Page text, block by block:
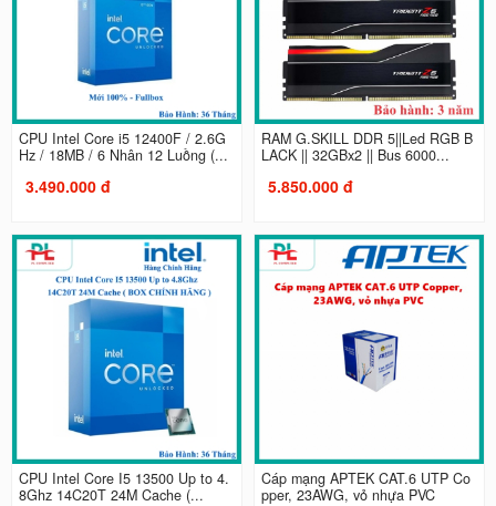
CPU Intel Core i5 12400F / 2.6G
Hz / 18MB / 6 Nhân 12 Luồng (...
3.490.000 đ
RAM G.SKILL DDR 5||Led RGB B
LACK || 32GBx2 || Bus 6000...
5.850.000 đ
CPU Intel Core I5 13500 Up to 4.
8Ghz 14C20T 24M Cache (...
Cáp mạng APTEK CAT.6 UTP Co
pper, 23AWG, vỏ nhựa PVC